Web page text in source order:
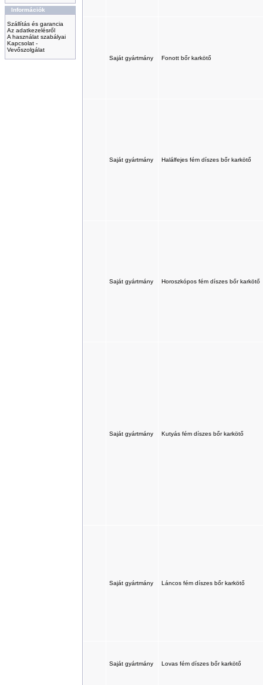
Információk
Szállítás és garancia
Az adatkezelésről
A használat szabályai
Kapcsolat -
Vevőszolgálat
Saját gyártmány Fonott bőr karkötő
Saját gyártmány Halálfejes fém díszes bőr karkötő
Saját gyártmány Horoszkópos fém díszes bőr karkötő
Saját gyártmány Kutyás fém díszes bőr karkötő
Saját gyártmány Láncos fém díszes bőr karkötő
Saját gyártmány Lovas fém díszes bőr karkötő